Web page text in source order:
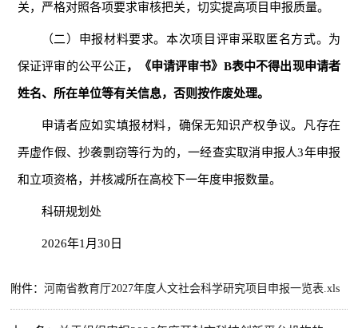
关，严格对照各项要求审核把关，切实提高项目申报质量。
（二）申报材料要求。本次项目评审采取匿名方式。为
保证评审的公平公正，《申请评审书》B表中不得出现申请者
姓名、所在单位等有关信息，否则按作废处理。
申请者应如实填报材料，确保无知识产权争议。凡存在
弄虚作假、抄袭剽窃等行为的，一经查实取消申报人3年申报
和立项资格，并核减所在高校下一年度申报数量。
科研规划处
2026年1月30日
附件：河南省教育厅2027年度人文社会科学研究项目申报一览表.xls